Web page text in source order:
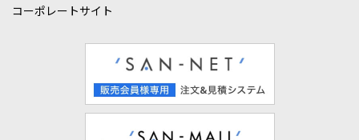
コーポレートサイト